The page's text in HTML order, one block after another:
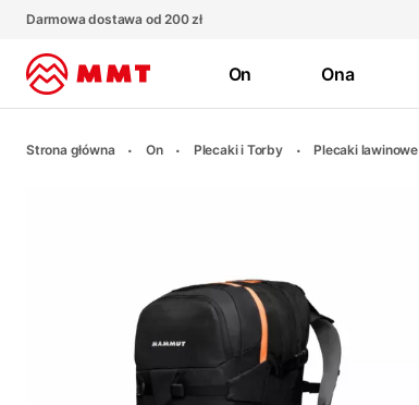
Darmowa dostawa od 200 zł
On Ona
Strona główna On Plecaki i Torby Plecaki lawinowe